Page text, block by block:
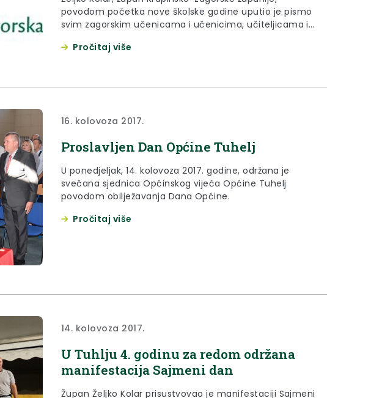
povodom početka nove školske godine uputio je pismo
svim zagorskim učenicama i učenicima, učiteljicama i
Pročitaj više
16. kolovoza 2017.
Proslavljen Dan Općine Tuhelj
U ponedjeljak, 14. kolovoza 2017. godine, održana je
svečana sjednica Općinskog vijeća Općine Tuhelj
povodom obilježavanja Dana Općine.
Pročitaj više
14. kolovoza 2017.
U Tuhlju 4. godinu za redom održana
manifestacija Sajmeni dan
Župan Željko Kolar prisustvovao je manifestaciji Sajmeni